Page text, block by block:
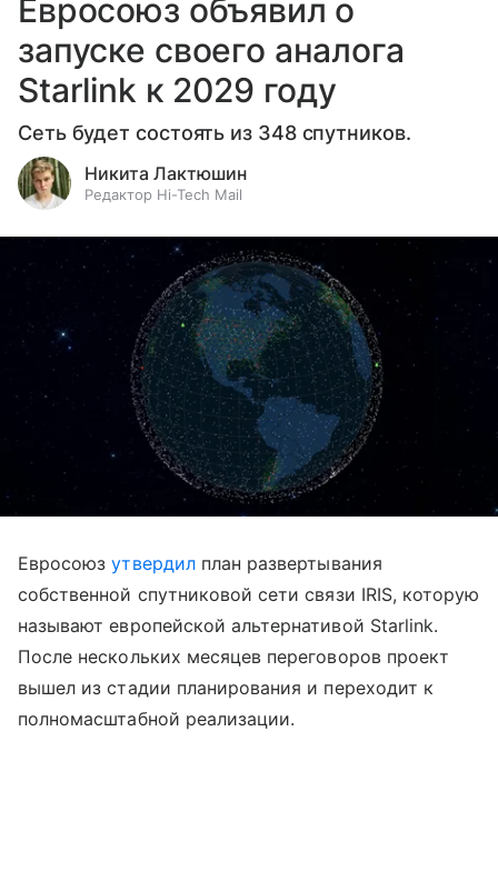
Евросоюз объявил о
запуске своего аналога
Starlink к 2029 году
Сеть будет состоять из 348 спутников.
Никита Лактюшин
Редактор Hi-Tech Mail
Евросоюзутвердилплан развертывания
собственной спутниковой сети связи IRIS, которую
называют европейской альтернативой Starlink.
После нескольких месяцев переговоров проект
вышел из стадии планирования и переходит к
полномасштабной реализации.